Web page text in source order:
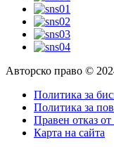
Авторско право ©
Политика за
Политика за
Правен отказ от
Карта на сайта